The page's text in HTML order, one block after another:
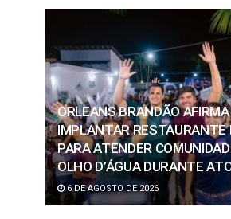
ORLEANS BRANDÃO AFIRMA
IMPLANTAR RESTAURANTE
PARA ATENDER
OLHO D’ÁGUA DURANTE
6 DE AGOSTO DE 2026